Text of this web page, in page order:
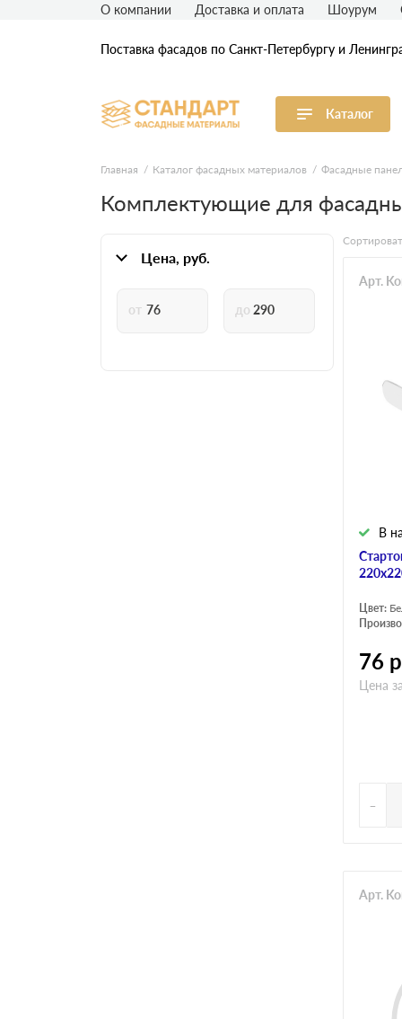
Поставка фасадов по Санкт-Петербургу и
Каталог
Виниловый сайдинг
Акриловый сайдинг
Фасадная штукатурка
О компании Доставка и оплата Шоурум
Главная Каталог фасадных материалов Фасадные
Комплектующие для
Цена, руб.
В
Арт.
Цвет:
76
Цена
-
Арт.